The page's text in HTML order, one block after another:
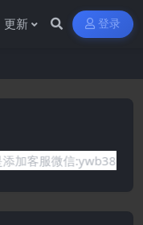
更新 登录
:ywb386获取帮助！